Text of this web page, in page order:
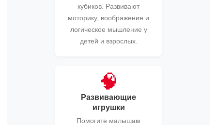
кубиков. Развивают
моторику, воображение и
логическое мышление у
детей и взрослых.
🧠
Развивающие
игрушки
Помогите малышам